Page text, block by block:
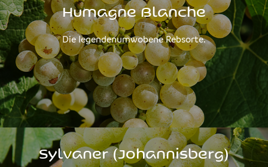
Humagne Blanche
Die legendenumwobene Rebsorte.
Sylvaner (Johannisberg)